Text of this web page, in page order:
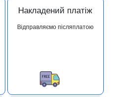
Накладений платіж
Відправляємо післяплатою